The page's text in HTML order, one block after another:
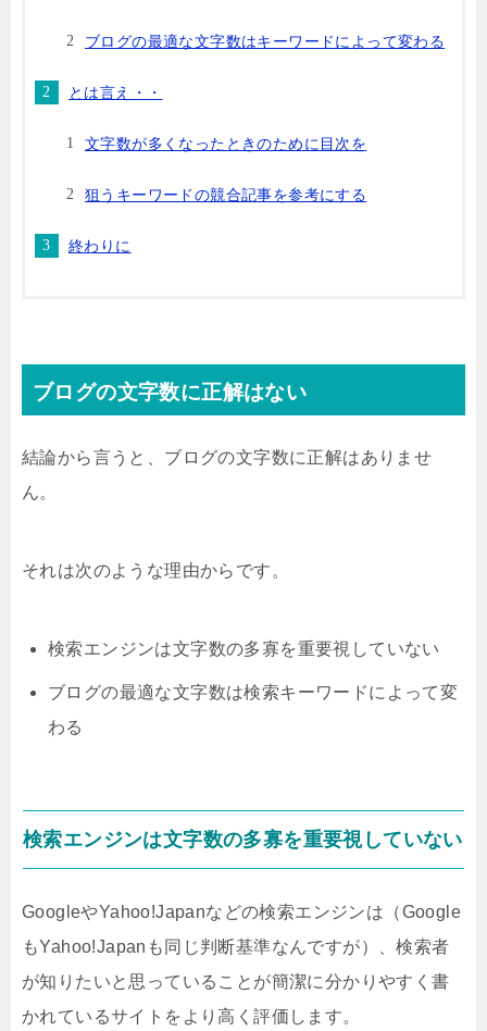
ブログの最適な文字数はキーワードによって変わる
とは言え・・
文字数が多くなったときのために目次を
狙うキーワードの競合記事を参考にする
終わりに
ブログの文字数に正解はない
結論から言うと、ブログの文字数に正解はありませ
ん。
それは次のような理由からです。
検索エンジンは文字数の多寡を重要視していない
ブログの最適な文字数は検索キーワードによって変
わる
検索エンジンは文字数の多寡を重要視していない
GoogleやYahoo!Japanなどの検索エンジンは（Google
もYahoo!Japanも同じ判断基準なんですが）、検索者
が知りたいと思っていることが簡潔に分かりやすく書
かれているサイトをより高く評価します。